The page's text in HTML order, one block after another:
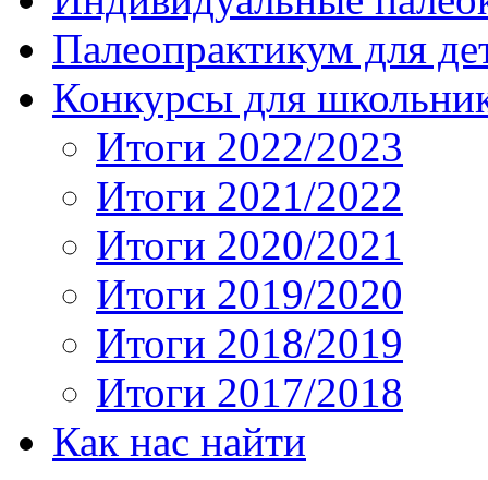
Палеопрактикум для
Конкурсы для
Итоги 2022/2023
Итоги 2021/2022
Итоги 2020/2021
Итоги 2019/2020
Итоги 2018/2019
Итоги 2017/2018
Как нас найти